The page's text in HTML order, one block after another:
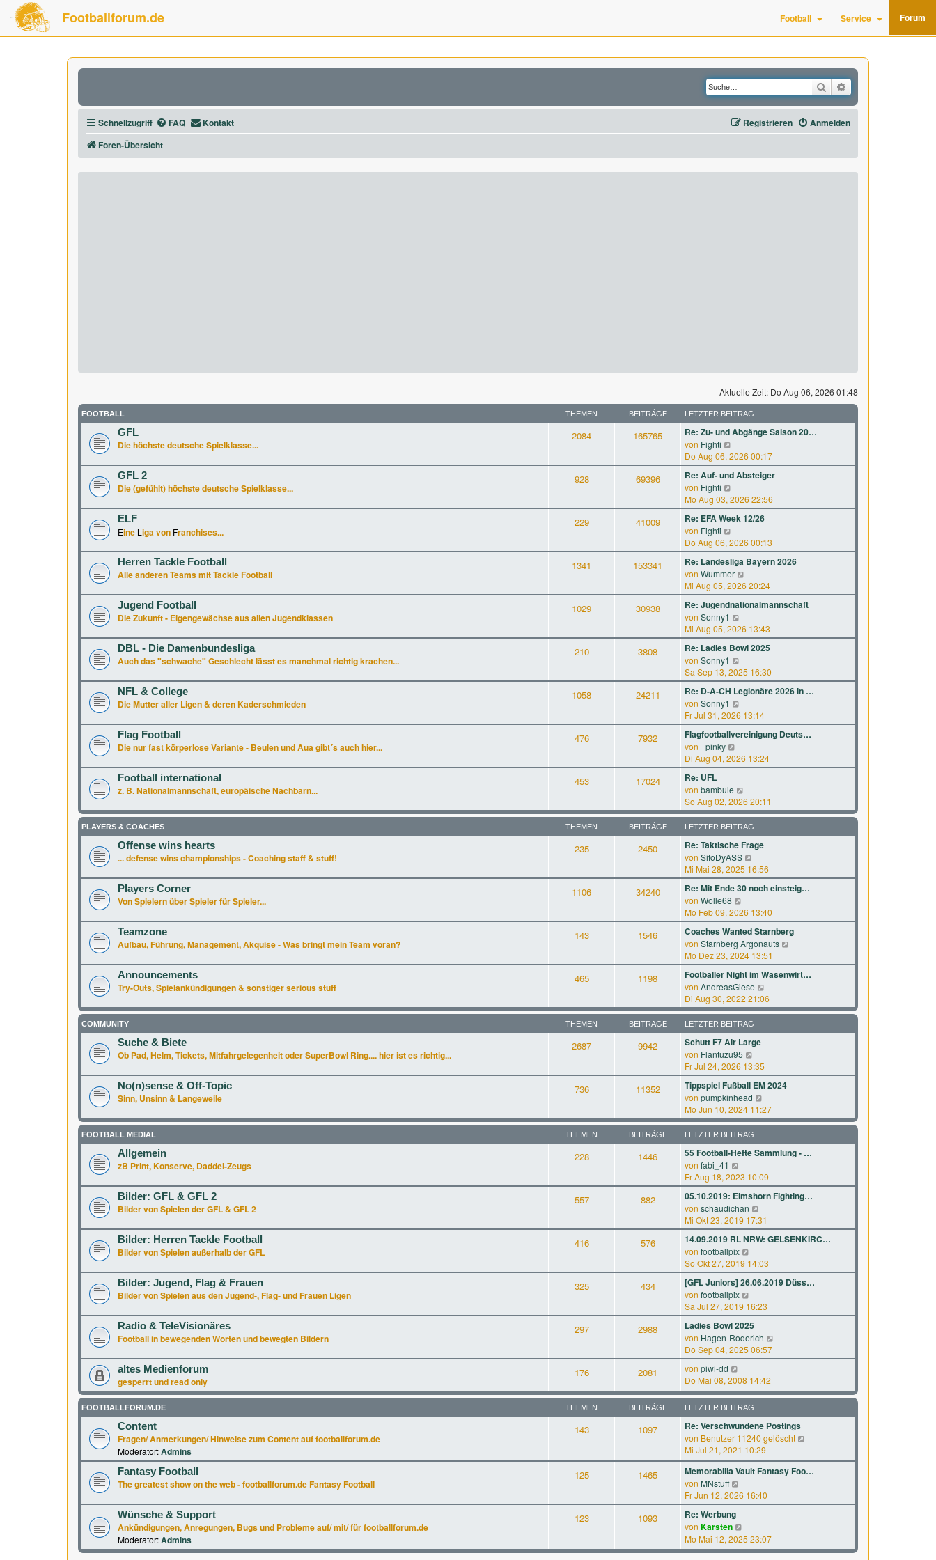
Footballforum.de Football Service Forum
Suche
Schnellzugriff FAQ Kontakt Anmelden
Registrieren
Foren-Übersicht
Aktuelle Zeit: Do Aug 06, 2026 01:48
FOOTBALL THEMEN BEITRÄGE LETZTER BEITRAG
GFL
Die höchste deutsche Spielklasse...
2084 165765 Re: Zu- und Abgänge Saison 20…
von Fighti
e
u
e
t
e
B
e
i
t
r
a
g
Do Aug 06, 2026 00:17
GFL 2
Die (gefühlt) höchste deutsche Spielklasse...
928 69396 Re: Auf- und Absteiger
von Fighti
e
u
e
t
e
r
B
e
i
t
r
a
g
Mo Aug 03, 2026 22:56
ELF
Eine L iga von Franchises...
229 41009 Re: EFA Week 12/26
von Fighti
e
u
e
s
t
e
r
B
e
i
t
r
a
g
Do Aug 06, 2026 00:13
Herren Tackle Football
Alle anderen Teams mit Tackle Football
1341 153341 Re: Landesliga Bayern 2026
von Wummer
e
u
e
t
e
B
e
i
r
a
g
Mi Aug 05, 2026 20:24
Jugend Football
Die Zukunft - Eigengewächse aus allen Jugendklassen
1029 30938 Re: Jugendnationalmannschaft
von Sonny1
e
u
e
t
e
B
e
i
r
a
Mi Aug 05, 2026 13:43
DBL - Die Damenbundesliga
Auch das "schwache" Geschlecht lässt es manchmal richtig krachen...
210 3808 Re: Ladies Bowl 2025
von Sonny1
e
u
e
t
e
B
e
t
r
a
g
Sa Sep 13, 2025 16:30
NFL & College
Die Mutter aller Ligen & deren Kaderschmieden
1058 24211 Re: D-A-CH Legionäre 2026 in …
von Sonny1
e
u
e
t
r
B
e
i
t
r
a
g
Fr Jul 31, 2026 13:14
Flag Football
Die nur fast körperlose Variante - Beulen und Aua gibt´s auch hier...
476 7932 Flagfootballvereinigung Deuts…
von _pinky
e
u
s
t
e
r
e
i
t
r
a
g
Di Aug 04, 2026 13:24
Football international
z. B. Nationalmannschaft, europäische Nachbarn...
453 17024 Re: UFL
von bambule
e
u
e
s
t
e
r
B
e
i
t
r
a
g
So Aug 02, 2026 20:11
PLAYERS & COACHES THEMEN BEITRÄGE LETZTER BEITRAG
Offense wins hearts
... defense wins championships - Coaching staff & stuff!
235 2450 Re: Taktische Frage
von SifoDyASS
e
u
e
t
e
B
e
i
t
r
a
g
Mi Mai 28, 2025 16:56
Players Corner
Von Spielern über Spieler für Spieler...
1106 34240 Re: Mit Ende 30 noch einsteig…
von Wolle68
e
u
e
s
t
e
B
e
i
t
r
a
g
Mo Feb 09, 2026 13:40
Teamzone
Aufbau, Führung, Management, Akquise - Was bringt mein Team voran?
143 1546 Coaches Wanted Starnberg
von Starnberg Argonauts
u
e
e
t
Mo Dez 23, 2024 13:51
Announcements
Try-Outs, Spielankündigungen & sonstiger serious stuff
465 1198 Footballer Night im Wasenwirt…
von AndreasGiese
e
u
s
B
e
i
t
r
g
Di Aug 30, 2022 21:06
COMMUNITY THEMEN BEITRÄGE LETZTER BEITRAG
Suche & Biete
Ob Pad, Helm, Tickets, Mitfahrgelegenheit oder SuperBowl Ring.... hier ist es richtig...
2687 9942 Schutt F7 Air Large
von Flantuzu95
e
u
e
s
t
e
r
B
e
i
t
r
a
g
Fr Jul 24, 2026 13:35
No(n)sense & Off-Topic
Sinn, Unsinn & Langeweile
736 11352 Tippspiel Fußball EM 2024
von pumpkinhead
e
u
s
t
r
e
i
t
r
g
Mo Jun 10, 2024 11:27
FOOTBALL MEDIAL THEMEN BEITRÄGE LETZTER BEITRAG
Allgemein
zB Print, Konserve, Daddel-Zeugs
228 1446 55 Football-Hefte Sammlung - …
von fabi_41
e
u
e
s
t
e
B
e
i
t
r
a
g
Fr Aug 18, 2023 10:09
Bilder: GFL & GFL 2
Bilder von Spielen der GFL & GFL 2
557 882 05.10.2019: Elmshorn Fighting…
von schaudichan
e
u
e
t
e
B
e
t
r
a
Mi Okt 23, 2019 17:31
Bilder: Herren Tackle Football
Bilder von Spielen außerhalb der GFL
416 576 14.09.2019 RL NRW: GELSENKIRC…
von footballpix
e
u
e
t
e
B
e
t
r
a
g
So Okt 27, 2019 14:03
Bilder: Jugend, Flag & Frauen
Bilder von Spielen aus den Jugend-, Flag- und Frauen Ligen
325 434 [GFL Juniors] 26.06.2019 Düss…
von footballpix
e
u
e
s
t
r
B
e
i
t
r
a
g
Sa Jul 27, 2019 16:23
Radio & TeleVisionäres
Football in bewegenden Worten und bewegten Bildern
297 2988 Ladies Bowl 2025
von Hagen-Roderich
u
t
r
B
e
t
g
Do Sep 04, 2025 06:57
altes Medienforum
gesperrt und read only
176 2081 von piwi-dd
e
u
e
s
t
e
r
B
e
t
g
Do Mai 08, 2008 14:42
FOOTBALLFORUM.DE THEMEN BEITRÄGE LETZTER BEITRAG
Content
Fragen/ Anmerkungen/ Hinweise zum Content auf footballforum.de
Moderator:Admins
143 1097 Re: Verschwundene Postings
von Benutzer 11240 gelöscht
u
e
e
i
Mi Jul 21, 2021 10:29
Fantasy Football
The greatest show on the web - footballforum.de Fantasy Football
125 1465 Memorabilia Vault Fantasy Foo…
von MNstuff
e
u
s
t
e
Fr Jun 12, 2026 16:40
Wünsche & Support
Ankündigungen, Anregungen, Bugs und Probleme auf/ mit/ für footballforum.de
Moderator:Admins
123 1093 Re: Werbung
von Karsten
e
u
Mo Mai 12, 2025 23:07